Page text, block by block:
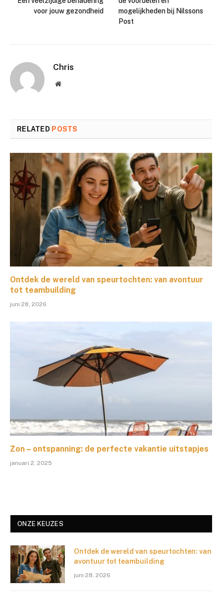
voor jouw gezondheid
mogelijkheden bij Nilssons
Post
Chris
Website
RELATED POSTS
Ontdek de wereld van speurtochten: van avontuur
tot teambuilding
juni 28, 2026
Zon – ontspanning: de perfecte vakantie uitstapjes
januari 2, 2025
ONZE KEUZES
Ontdek de wereld van speurtochten: van
avontuur tot teambuilding
juni 28, 2026